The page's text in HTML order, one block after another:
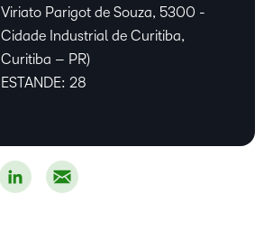
Viriato Parigot de Souza, 5300 -
Cidade Industrial de Curitiba,
Curitiba – PR)​
ESTANDE: 28